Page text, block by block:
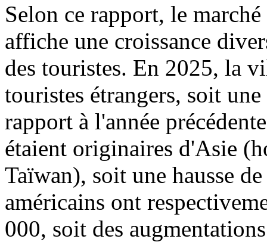
Selon ce rapport, le
affiche une croissance
des touristes. En 2025, la
touristes étrangers, soit
rapport à l'année
étaient originaires d'Asie
Taïwan), soit une hausse
américains ont
000, soit des